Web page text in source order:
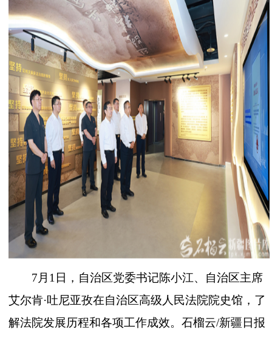
7月1日，自治区党委书记陈小江、自治区主席
艾尔肯·吐尼亚孜在自治区高级人民法院院史馆，了
解法院发展历程和各项工作成效。石榴云/新疆日报